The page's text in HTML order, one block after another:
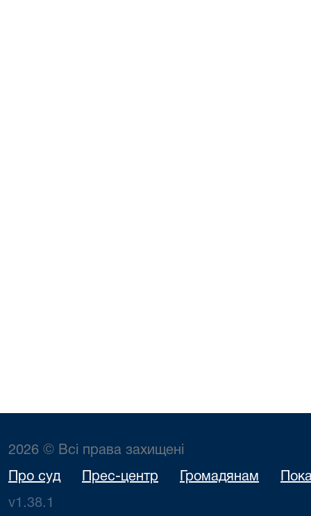
2026 © Всі права захищені
Про суд Прес-центр Громадянам
v1.38.1